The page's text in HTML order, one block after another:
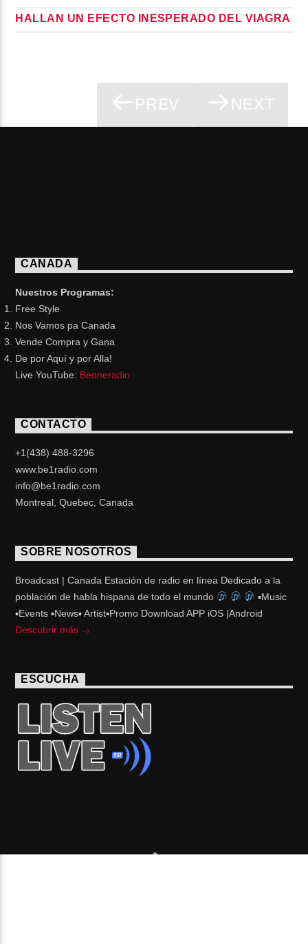
HALLAN UN EFECTO INESPERADO DEL VIAGRA
PREV NEXT
CANADA
Nuestros Programas:
Free Style
Nos Vamos pa Canada
Vende Compra y Gana
De por Aquí y por Alla!
Live YouTube: Beoneradio
CONTACTO
+1(438) 488-3296
www.be1radio.com
info@be1radio.com
Montreal, Quebec, Canada
SOBRE NOSOTROS
Broadcast | Canada Estación de radio en línea Dedicado a la
población de habla hispana de todo el mundo
▪Music
▪Events ▪News▪ Artist▪Promo Download APP iOS |Android
Descubrir más
ESCUCHA